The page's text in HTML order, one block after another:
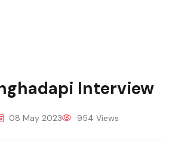
Interview
08 May 2023 954 Views